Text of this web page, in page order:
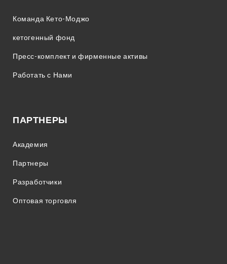
Команда Кето-Моджо
кетогенный фонд
Пресс-комплект и фирменные активы
Работать с Нами
ПАРТНЕРЫ
Академия
Партнеры
Разработчики
Оптовая торговля